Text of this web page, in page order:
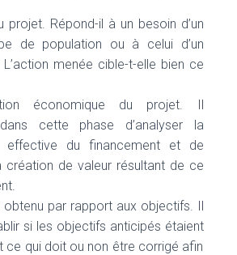
projet. Répond-il à un besoin d’un
de population ou à celui d’un
menée cible-t-elle bien ce
économique du projet. Il
cette phase d’analyser la
effective du financement et de
création de valeur résultant de ce
obtenu par rapport aux objectifs. Il
si les objectifs anticipés étaient
ce qui doit ou non être corrigé afin